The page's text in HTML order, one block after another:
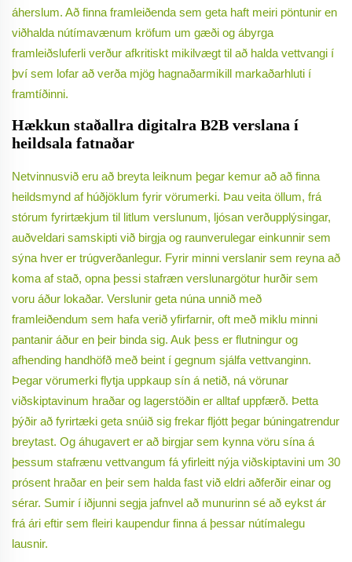
áherslum. Að finna framleiðenda sem geta haft meiri pöntunir en
viðhalda nútímavænum kröfum um gæði og ábyrga
framleiðsluferli verður afkritiskt mikilvægt til að halda vettvangi í
því sem lofar að verða mjög hagnaðarmikill markaðarhluti í
framtíðinni.
Hækkun staðallra digitalra B2B verslana í
heildsala fatnaðar
Netvinnusvið eru að breyta leiknum þegar kemur að að finna
heildsmynd af húðjöklum fyrir vörumerki. Þau veita öllum, frá
stórum fyrirtækjum til litlum verslunum, ljósan verðupplýsingar,
auðveldari samskipti við birgja og raunverulegar einkunnir sem
sýna hver er trúgverðanlegur. Fyrir minni verslanir sem reyna að
koma af stað, opna þessi stafræn verslunargötur hurðir sem
voru áður lokaðar. Verslunir geta núna unnið með
framleiðendum sem hafa verið yfirfarnir, oft með miklu minni
pantanir áður en þeir binda sig. Auk þess er flutningur og
afhending handhöfð með beint í gegnum sjálfa vettvanginn.
Þegar vörumerki flytja uppkaup sín á netið, ná vörunar
viðskiptavinum hraðar og lagerstöðin er alltaf uppfærð. Þetta
þýðir að fyrirtæki geta snúið sig frekar fljótt þegar búningatrendur
breytast. Og áhugavert er að birgjar sem kynna vöru sína á
þessum stafrænu vettvangum fá yfirleitt nýja viðskiptavini um 30
prósent hraðar en þeir sem halda fast við eldri aðferðir einar og
sérar. Sumir í iðjunni segja jafnvel að munurinn sé að eykst ár
frá ári eftir sem fleiri kaupendur finna á þessar nútímalegu
lausnir.